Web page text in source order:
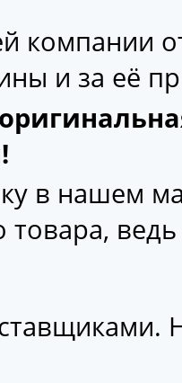
компании
и за её
в нашем
товара,